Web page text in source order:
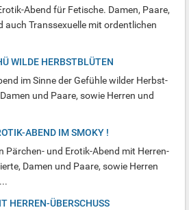
Abend für Fetische. Damen, Paare,
auch Transsexuelle mit ordentlichen
WILDE HERBSTBLÜTEN
im Sinne der Gefühle wilder Herbst-
und Paare, sowie Herren und
ABEND IM SMOKY !
Pärchen- und Erotik-Abend mit Herren-
Damen und Paare, sowie Herren
HERREN-ÜBERSCHUSS